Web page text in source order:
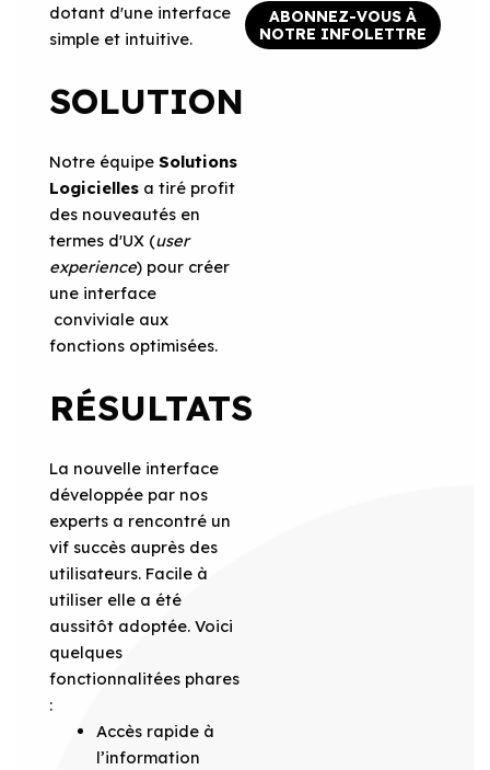
dotant d'une interface
simple et intuitive.
SOLUTION
Notre équipe Solutions
Logiciellesa tiré profit
des nouveautés en
termes d'UX (user
experience) pour créer
une interface
conviviale aux
fonctions optimisées.
RÉSULTATS
La nouvelle interface
développée par nos
experts a rencontré un
vif succès auprès des
utilisateurs. Facile à
utiliser elle a été
aussitôt adoptée. Voici
quelques
fonctionnalitées phares
:
Accès rapide à
l’information
ABONNEZ-VOUS À
NOTRE INFOLETTRE